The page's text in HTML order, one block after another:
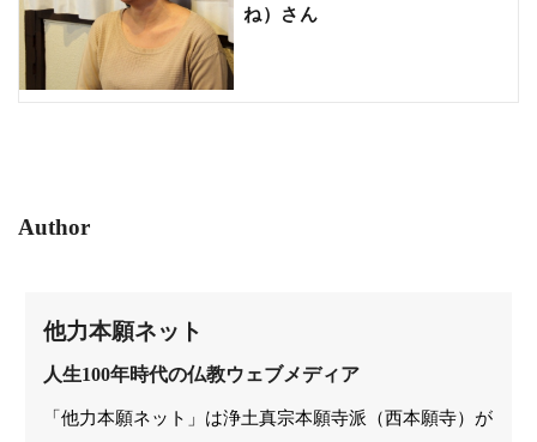
ね）さん
Author
他力本願ネット
人生100年時代の仏教ウェブメディア
「他力本願ネット」は浄土真宗本願寺派（西本願寺）が